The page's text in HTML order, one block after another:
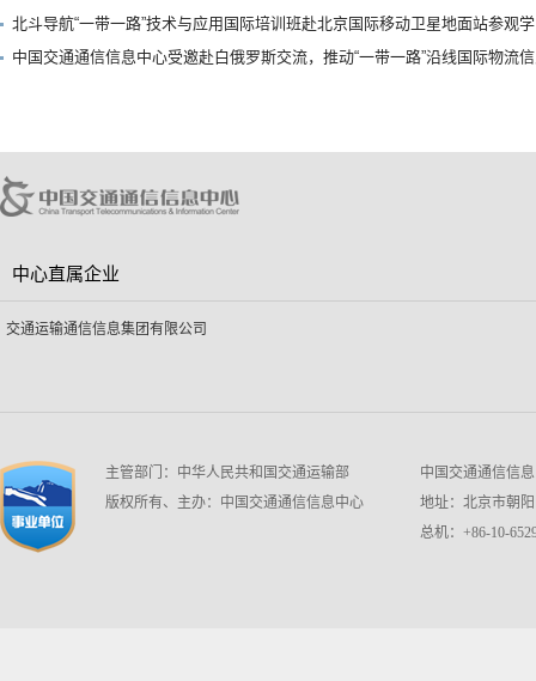
北斗导航“一带一路”技术与应用国际培训班赴北京国际移动卫星地面站参观
中国交通通信信息中心受邀赴白俄罗斯交流，推动“一带一路”沿线国际物流
中心直属企业
交通运输通信信息集团有限公司
主管部门：中华人民共和国交通运输部
版权所有、主办：中国交通通信信息中心
中国交通通信信
地址：北京市朝
总机：+86-10-